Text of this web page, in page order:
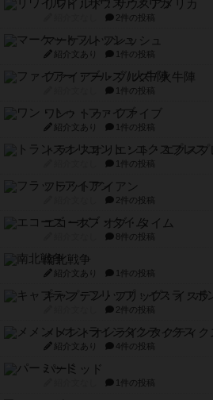
リワイルド：サウスアメリカ
2件の投稿
マーケットフレッシュ
紹介文あり 1件の投稿
ファイアー・ブルズ / 火牛陣
1件の投稿
ワン・トゥ・ファイブ
紹介文あり 1件の投稿
トランスオリエント・エクスプ
1件の投稿
フラットアイアン
2件の投稿
エコーズ・オブ・タイム
8件の投稿
南北戦争
紹介文あり 1件の投稿
キャプテン・フリップ：イス
2件の投稿
メメントオンラインタクティク
紹介文あり 4件の投稿
パーミッド
1件の投稿